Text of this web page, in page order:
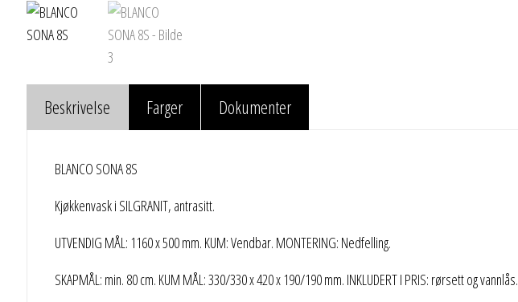
Beskrivelse Farger Dokumenter
BLANCO SONA 8S
Kjøkkenvask i SILGRANIT, antrasitt.
UTVENDIG MÅL: 1160 x 500 mm. KUM: Vendbar. MONTERING: Nedfelling.
SKAPMÅL: min. 80 cm. KUM MÅL: 330/330 x 420 x 190/190 mm. INKLUDERT I PRIS: rørsett og vannlås.